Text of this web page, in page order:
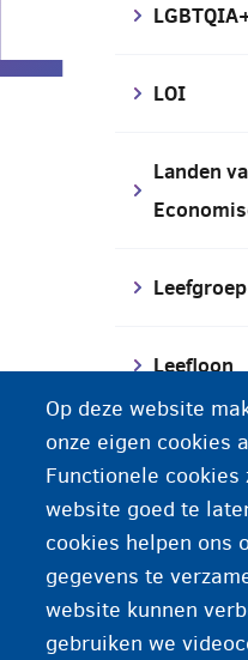
LOI
Landen
Leefgroep
Leefloon
Lessen
oriëntatie
Op deze website
onze eigen cookies
Functionele
website goed te
cookies helpen ons
gegevens te
website kunnen
gebruiken we